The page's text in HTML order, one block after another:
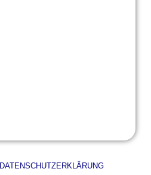
DATENSCHUTZERKLÄRUNG